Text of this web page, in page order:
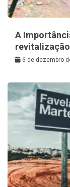
A
6 de dezembro